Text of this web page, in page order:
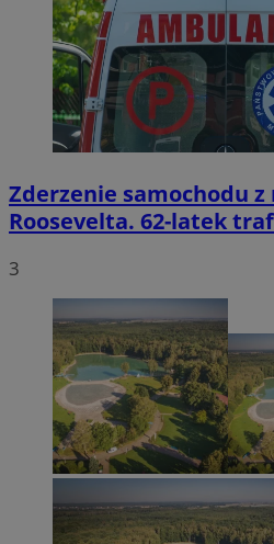
Zderzenie samochodu
Roosevelta. 62-latek
3